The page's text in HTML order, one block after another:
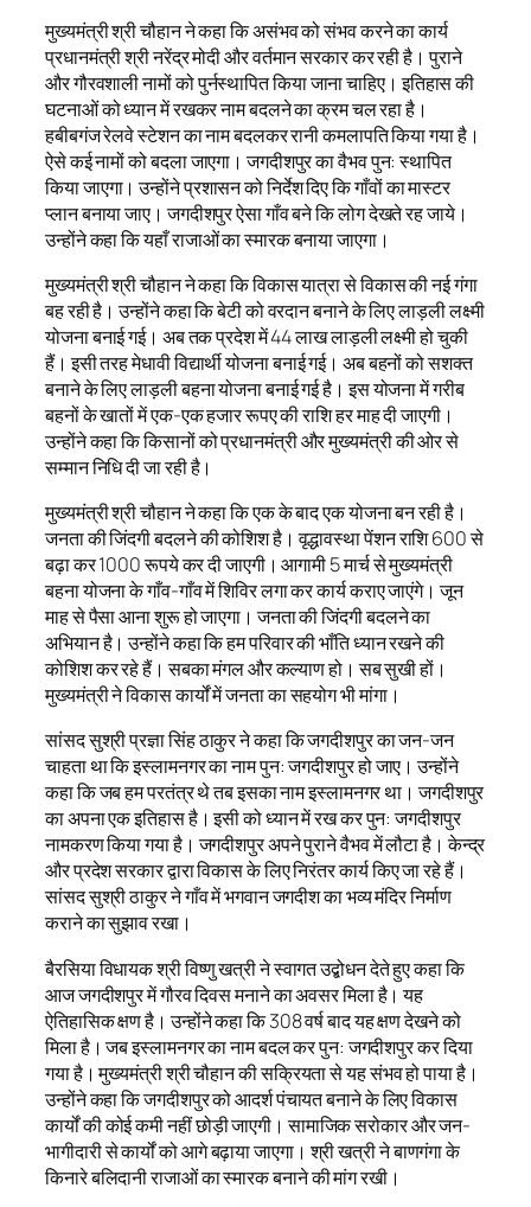
मुख्यमंत्री श्री चौहान ने कहा कि असंभव को संभव करने का कार्य
प्रधानमंत्री श्री नरेंद्र मोदी और वर्तमान सरकार कर रही है। पुराने
और गौरवशाली नामों को पुर्नस्थापित किया जाना चाहिए। इतिहास की
घटनाओं को ध्यान में रखकर नाम बदलने का क्रम चल रहा है।
हबीबगंज रेलवे स्टेशन का नाम बदलकर रानी कमलापति किया गया है।
ऐसे कई नामों को बदला जाएगा। जगदीशपुर का वैभव पुन: स्थापित
किया जाएगा। उन्होंने प्रशासन को निर्देश दिए कि गाँवों का मास्टर
प्लान बनाया जाए। जगदीशपुर ऐसा गाँव बने कि लोग देखते रह जाये।
उन्होंने कहा कि यहाँ राजाओं का स्मारक बनाया जाएगा।
मुख्यमंत्री श्री चौहान ने कहा कि विकास यात्रा से विकास की नई गंगा
बह रही है। उन्होंने कहा कि बेटी को वरदान बनाने के लिए लाड़ली लक्ष्मी
योजना बनाई गई। अब तक प्रदेश में 44 लाख लाड़ली लक्ष्मी हो चुकी
हैं। इसी तरह मेधावी विद्यार्थी योजना बनाई गई। अब बहनों को सशक्त
बनाने के लिए लाड़ली बहना योजना बनाई गई है। इस योजना में गरीब
बहनों के खातों में एक-एक हजार रूपए की राशि हर माह दी जाएगी।
उन्होंने कहा कि किसानों को प्रधानमंत्री और मुख्यमंत्री की ओर से
सम्मान निधि दी जा रही है।
मुख्यमंत्री श्री चौहान ने कहा कि एक के बाद एक योजना बन रही है।
जनता की जिंदगी बदलने की कोशिश है। वृद्धावस्था पेंशन राशि 600 से
बढ़ा कर 1000 रूपये कर दी जाएगी। आगामी 5 मार्च से मुख्यमंत्री
बहना योजना के गाँव-गाँव में शिविर लगा कर कार्य कराए जाएंगे। जून
माह से पैसा आना शुरू हो जाएगा। जनता की जिंदगी बदलने का
अभियान है। उन्होंने कहा कि हम परिवार की भाँति ध्यान रखने की
कोशिश कर रहे हैं। सबका मंगल और कल्याण हो। सब सुखी हों।
मुख्यमंत्री ने विकास कार्यों में जनता का सहयोग भी मांगा।
सांसद सुश्री प्रज्ञा सिंह ठाकुर ने कहा कि जगदीशपुर का जन-जन
चाहता था कि इस्लामनगर का नाम पुन: जगदीशपुर हो जाए। उन्होंने
कहा कि जब हम परतंत्र थे तब इसका नाम इस्लामनगर था। जगदीशपुर
का अपना एक इतिहास है। इसी को ध्यान में रख कर पुन: जगदीशपुर
नामकरण किया गया है। जगदीशपुर अपने पुराने वैभव में लौटा है। केन्द्र
और प्रदेश सरकार द्वारा विकास के लिए निरंतर कार्य किए जा रहे हैं।
सांसद सुश्री ठाकुर ने गाँव में भगवान जगदीश का भव्य मंदिर निर्माण
कराने का सुझाव रखा।
बैरसिया विधायक श्री विष्णु खत्री ने स्वागत उद्बोधन देते हुए कहा कि
आज जगदीशपुर में गौरव दिवस मनाने का अवसर मिला है। यह
ऐतिहासिक क्षण है। उन्होंने कहा कि 308 वर्ष बाद यह क्षण देखने को
मिला है। जब इस्लामनगर का नाम बदल कर पुन: जगदीशपुर कर दिया
गया है। मुख्यमंत्री श्री चौहान की सक्रियता से यह संभव हो पाया है।
उन्होंने कहा कि जगदीशपुर को आदर्श पंचायत बनाने के लिए विकास
कार्यों की कोई कमी नहीं छोड़ी जाएगी। सामाजिक सरोकार और जन-
भागीदारी से कार्यों को आगे बढ़ाया जाएगा। श्री खत्री ने बाणगंगा के
किनारे बलिदानी राजाओं का स्मारक बनाने की मांग रखी।